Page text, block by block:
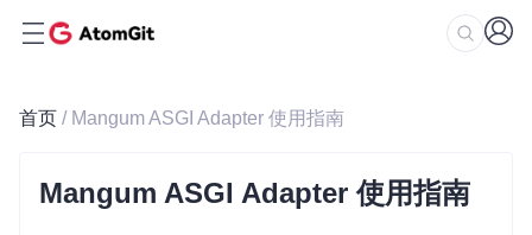
首页 / Mangum ASGI Adapter 使用指南
Mangum ASGI Adapter 使用指南